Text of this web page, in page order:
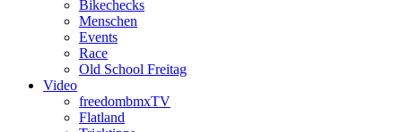
Bikechecks
Menschen
Events
Race
Old School Freitag
Video
freedombmxTV
Flatland